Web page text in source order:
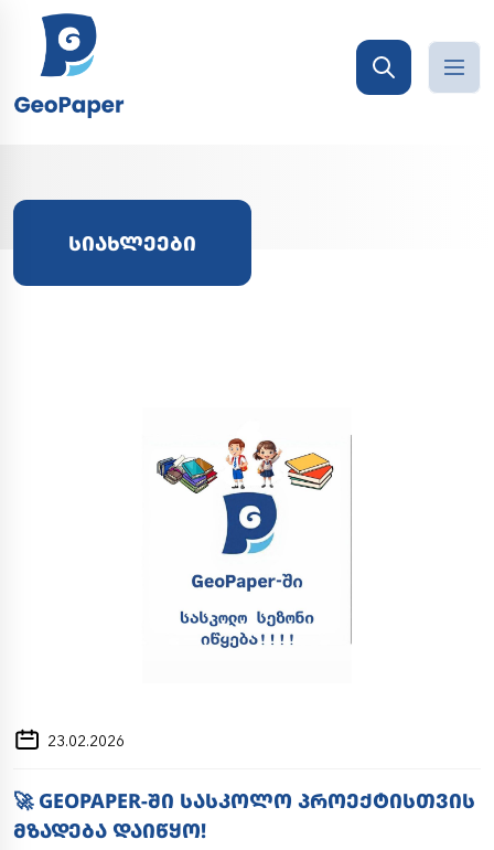
ᲡᲘᲐᲮᲚᲔᲔᲑᲘ
23.02.2026
🚀 GEOPAPER-ᲨᲘ ᲡᲐᲡᲙᲝᲚᲝ ᲞᲠᲝᲔᲥᲢᲘᲡᲗᲕᲘᲡ
ᲛᲖᲐᲓᲔᲑᲐ ᲓᲐᲘᲬᲧᲝ!